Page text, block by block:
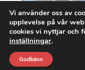
Vi använder oss av
upplevelse på vår
cookies vi nyttjar och
inställningar.
Godkänn